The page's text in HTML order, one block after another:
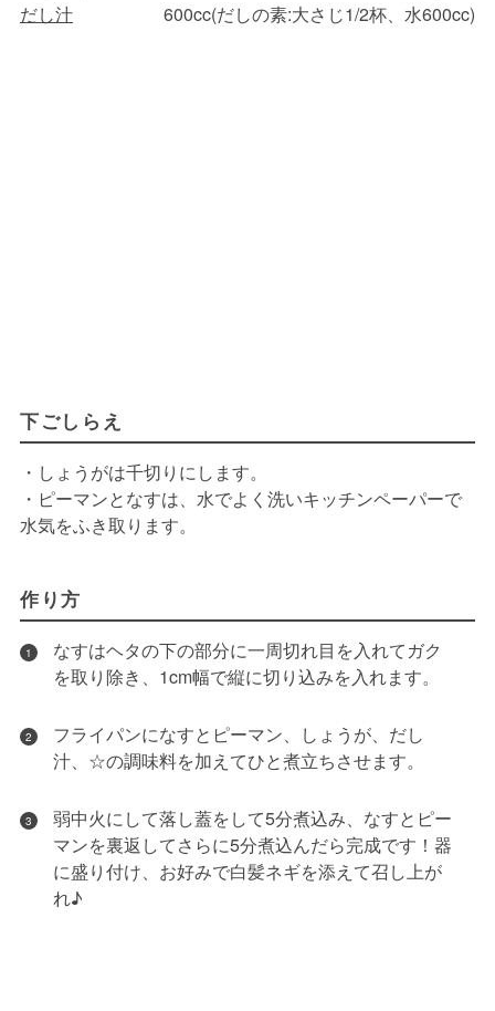
だし汁
600cc(だしの素:大さじ1/2杯、水600cc)
下ごしらえ
・しょうがは千切りにします。
・ピーマンとなすは、水でよく洗いキッチンペーパーで
水気をふき取ります。
作り方
1
なすはヘタの下の部分に一周切れ目を入れてガク
を取り除き、1cm幅で縦に切り込みを入れます。
2
フライパンになすとピーマン、しょうが、だし
汁、☆の調味料を加えてひと煮立ちさせます。
3
弱中火にして落し蓋をして5分煮込み、なすとピー
マンを裏返してさらに5分煮込んだら完成です！器
に盛り付け、お好みで白髪ネギを添えて召し上が
れ♪